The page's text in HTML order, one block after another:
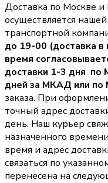
Доставка по Москве и
осуществляется
транспортной
до 19-00 (доставка
время
доставки 1-3 дня
дней за МКАД или по
заказа. При
точный адрес
день. Наш курьер
назначенного
время и адрес
связаться по
перенесена на